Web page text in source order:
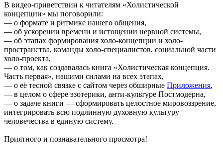
В видео-приветствии к читателям «Холистической
концепции» мы поговорили:
— о формате и ритмике нашего общения,
— об ускорении времени и истощении нервной системы,
— об этапах формирования холо-концепции и холо-
пространства, команды холо-специалистов, социальной части
холо-проекта,
— о том, как создавалась книга «Холистическая концепция.
Часть первая», нашими силами на всех этапах,
— о её тесной связке с сайтом через обширные Приложения,
— в целом о сфере эзотерики, анти-культуре Постмодерна,
— о задаче книги — сформировать целостное мировоззрение,
интегрировать всю подлинную духовную культуру
человечества в единую систему.
Приятного и познавательного просмотра!